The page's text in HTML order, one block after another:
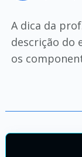
A dica da
descrição do
os